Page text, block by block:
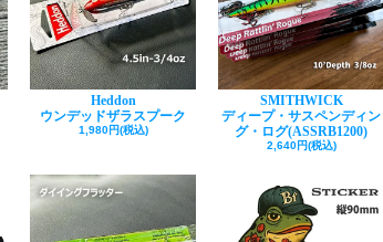
Heddon
ウンデッドザラスプーク
1,980円(税込)
SMITHWICK
ディープ・サスペンディン
グ・ログ(ASSRB1200)
2,640円(税込)